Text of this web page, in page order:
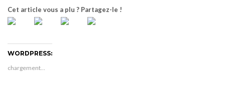
Cet article vous a plu ? Partagez-le !
WORDPRESS:
chargement…